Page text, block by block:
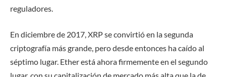
reguladores.
En diciembre de 2017, XRP se convirtió en la segunda
criptografía más grande, pero desde entonces ha caído al
séptimo lugar. Ether está ahora firmemente en el segundo